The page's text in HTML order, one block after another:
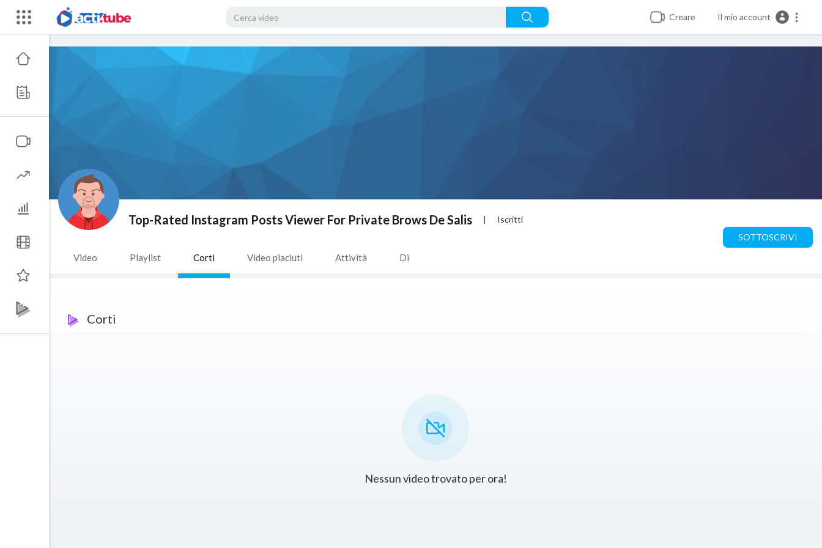
Creare Il mio account
Top-Rated Instagram Posts Viewer For Private Brows De Salis | Iscritti
SOTTOSCRIVI
Video Playlist Corti Video piaciuti Attività Di
Corti
Nessun video trovato per ora!